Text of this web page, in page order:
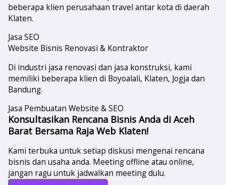
beberapa klien perusahaan travel antar kota di daerah
Klaten.
Jasa SEO
Website Bisnis Renovasi & Kontraktor
Di industri jasa renovasi dan jasa konstruksi, kami
memiliki beberapa klien di Boyoalali, Klaten, Jogja dan
Bandung.
Jasa Pembuatan Website & SEO
Konsultasikan Rencana Bisnis Anda di Aceh
Barat Bersama Raja Web Klaten!
Kami terbuka untuk setiap diskusi mengenai rencana
bisnis dan usaha anda. Meeting offline atau online,
jangan ragu untuk jadwalkan meeting dulu.